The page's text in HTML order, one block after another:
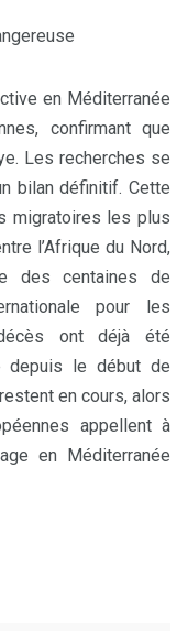
en Méditerranée
confirmant que
Les recherches se
bilan définitif. Cette
migratoires les plus
l’Afrique du Nord,
des centaines de
pour les
ont déjà été
depuis le début de
en cours, alors
appellent à
en Méditerranée